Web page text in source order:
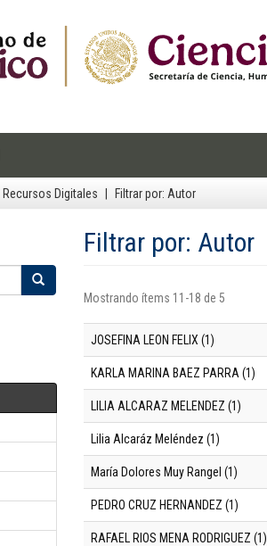
Recursos Digitales Filtrar por: Autor
Filtrar por: Autor
Mostrando ítems 11-18 de 5
JOSEFINA LEON FELIX (1)
KARLA MARINA BAEZ PARRA (1)
LILIA ALCARAZ MELENDEZ (1)
Lilia Alcaráz Meléndez (1)
María Dolores Muy Rangel (1)
PEDRO CRUZ HERNANDEZ (1)
RAFAEL RIOS MENA RODRIGUEZ (1)